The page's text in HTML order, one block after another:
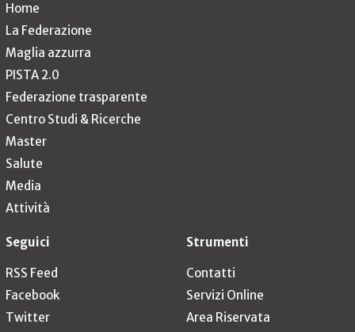
Home
La Federazione
Maglia azzurra
PISTA 2.0
Federazione trasparente
Centro Studi & Ricerche
Master
Salute
Media
Attività
Seguici
RSS Feed
Facebook
Twitter
Strumenti
Contatti
Servizi Online
Area Riservata